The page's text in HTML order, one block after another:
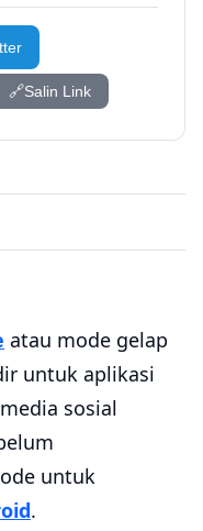
🔗Salin Link
atau mode gelap
untuk aplikasi
sosial
untuk
.